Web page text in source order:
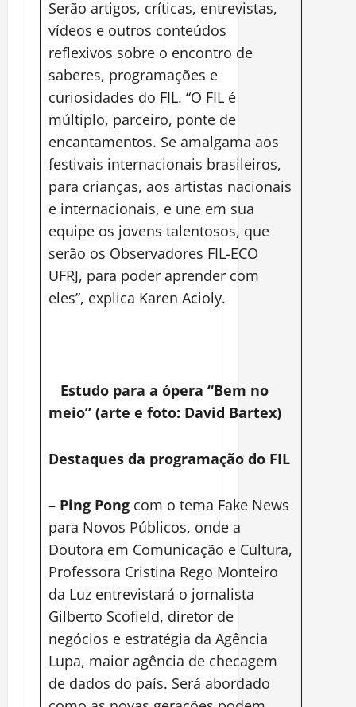
Serão artigos, críticas, entrevistas,
vídeos e outros conteúdos
reflexivos sobre o encontro de
saberes, programações e
curiosidades do FIL. “O FIL é
múltiplo, parceiro, ponte de
encantamentos. Se amalgama aos
festivais internacionais brasileiros,
para crianças, aos artistas nacionais
e internacionais, e une em sua
equipe os jovens talentosos, que
serão os Observadores FIL-ECO
UFRJ, para poder aprender com
eles”, explica Karen Acioly.
Estudo para a ópera “Bem no
meio” (arte e foto: David Bartex)
Destaques da programação do FIL
– Ping Pong com o tema Fake News
para Novos Públicos, onde a
Doutora em Comunicação e Cultura,
Professora Cristina Rego Monteiro
da Luz entrevistará o jornalista
Gilberto Scofield, diretor de
negócios e estratégia da Agência
Lupa, maior agência de checagem
de dados do país. Será abordado